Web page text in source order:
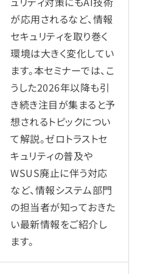
が応用されるなど、情報
セキュリティを取り巻く
環境は大きく変化してい
ます。本セミナーでは、こ
うした2026年以降も引
き続き注目が集まると予
想されるトピックについ
て解説。ゼロトラストセ
キュリティの普及や
WSUS廃止に伴う対応
など、情報システム部門
の担当者が知っておきた
い最新情報をご紹介し
ます。